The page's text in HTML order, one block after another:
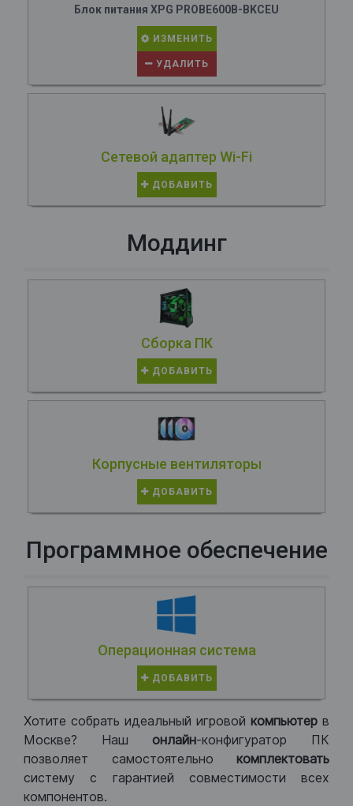
Блок питания XPG PROBE600B-BKCEU
ИЗМЕНИТЬ
УДАЛИТЬ
Сетевой адаптер Wi-Fi
ДОБАВИТЬ
Моддинг
Сборка ПК
ДОБАВИТЬ
Корпусные вентиляторы
ДОБАВИТЬ
Программное обеспечение
Операционная система
ДОБАВИТЬ
Хотите собрать идеальный игровой компьютер в
Москве? Нашонлайн-конфигуратор ПК
позволяет самостоятельно комплектовать
систему с гарантией совместимости всех
компонентов.